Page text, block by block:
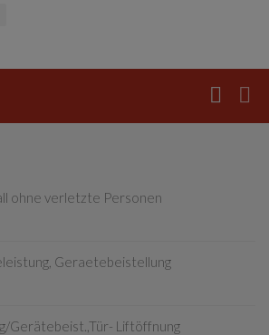
ohne verletzte Personen
Geraetebeistellung
Gerätebeist.,Tür- Liftöffnung